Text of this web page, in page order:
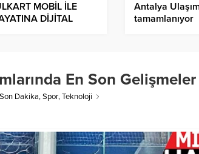
MOBİL İLE
DİJİTAL
Antalya
tamamlanıyor
En Son Gelişmeler
Son Dakika,Spor,Teknoloji